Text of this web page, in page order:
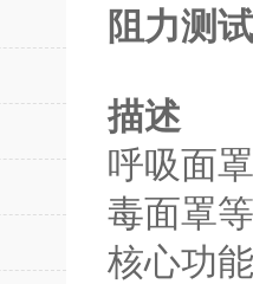
阻力测
描述
呼吸面
毒面罩
核心功